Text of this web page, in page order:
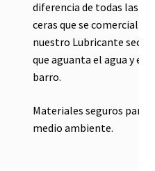
diferencia de todas las
ceras que se
nuestro Lubricante seco
que aguanta el agua y el
barro.
Materiales seguros para
medio ambiente.